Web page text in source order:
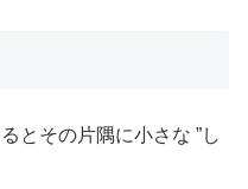
とその片隅に小さな ”し